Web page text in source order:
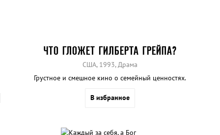
ЧТО ГЛОЖЕТ ГИЛБЕРТА ГРЕЙПА?
США, 1993, Драма
Грустное и смешное кино о семейный ценностях.
В избранное